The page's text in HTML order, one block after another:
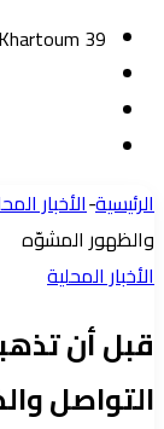
Khartoum 39
جانبيالرئيسية-الأخبار
والظهور المشوّه
الأخبار المحلية
قبل أن
التواصل